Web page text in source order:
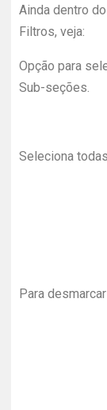
Ainda dentro
Filtros, veja:
Opção para
Sub-seções.
Seleciona
Para